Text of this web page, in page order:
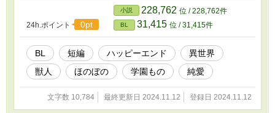
かれ…… フェアトの苦悩の日々が始まる。 ※シリアスなし、基
24h.ポイント
0pt
小説 228,762 位 / 228,762件
BL 31,415 位 / 31,415件
BL 短編 ハッピーエンド
異世界
獣人
ほのぼの 学園もの 純愛
文字数 10,784 最終更新日 2024.11.12 登録日 2024.11.12